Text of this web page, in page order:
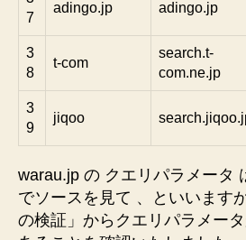
7
adingo.jp adingo.jp
3
8
t-com
search.t-
com.ne.jp
3
9
jiqoo
warau.jp の クエリパラメータ
でソースを見て 、といいます
の検証」からクエリパラメー